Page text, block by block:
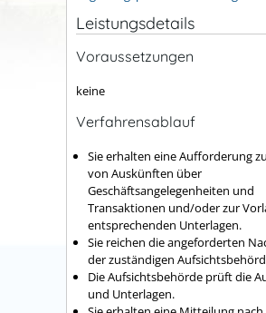
Leistungsdetails
Voraussetzungen
keine
Verfahrensablauf
Sie erhalten eine Aufforderung
von Auskünften über
Geschäftsangelegenheiten und
Transaktionen und/oder zur
entsprechenden Unterlagen.
Sie reichen die angeforderten
der zuständigen
Die Aufsichtsbehörde prüft die
und Unterlagen.